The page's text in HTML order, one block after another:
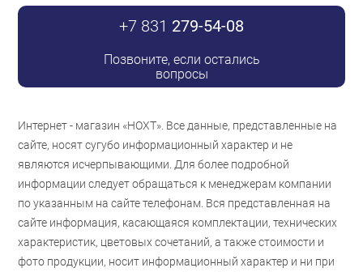
+7 831 279-54-08
Позвоните, если остались
вопросы
Интернет - магазин «НОХТ». Все данные, представленные на
сайте, носят сугубо информационный характер и не
являются исчерпывающими. Для более подробной
информации следует обращаться к менеджерам компании
по указанным на сайте телефонам. Вся представленная на
сайте информация, касающаяся комплектации, технических
характеристик, цветовых сочетаний, а также стоимости и
фото продукции, носит информационный характер и ни при